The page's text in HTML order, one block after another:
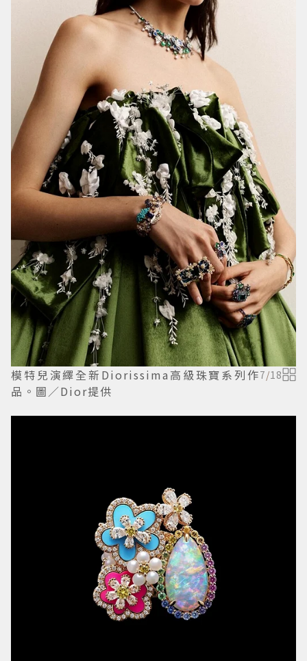
模特兒演繹全新Diorissima高級珠寶系列作
品。圖／Dior提供
7/18